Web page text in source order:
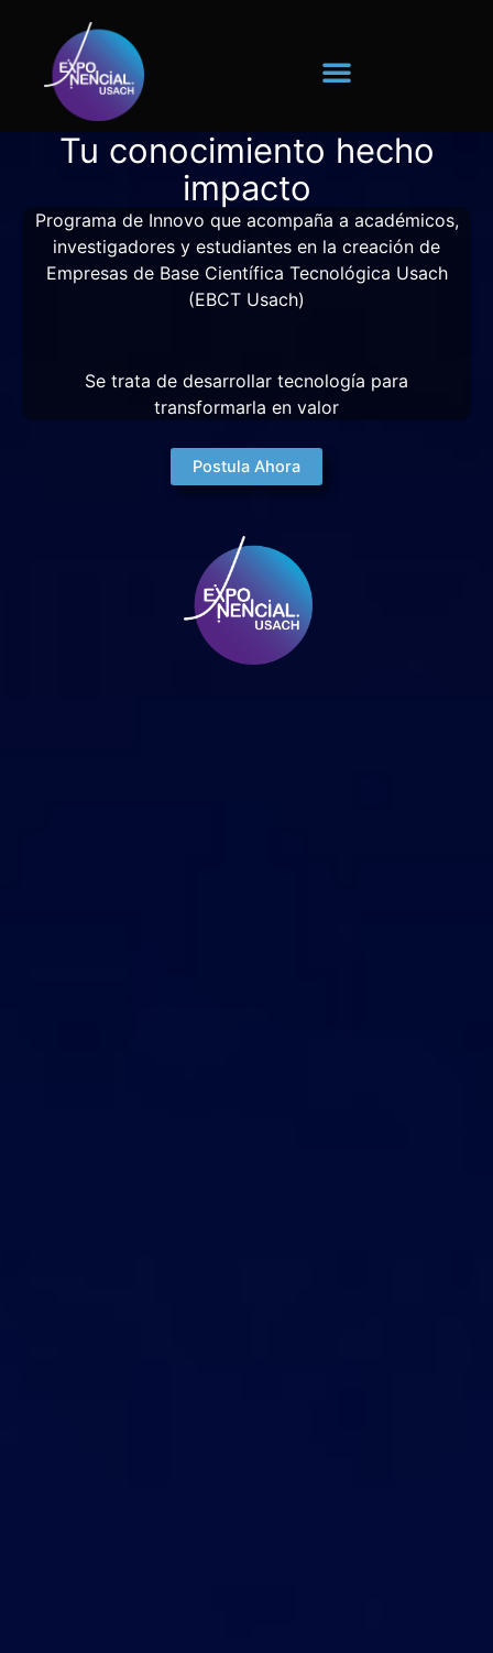
contenido
Tu conocimiento hecho
impacto ​
Programa de Innovo que acompaña a académicos,
investigadores y estudiantes en la creación de
Empresas de Base Científica Tecnológica Usach
(EBCT Usach)
Se trata de desarrollar tecnología para
transformarla en valor
Postula Ahora